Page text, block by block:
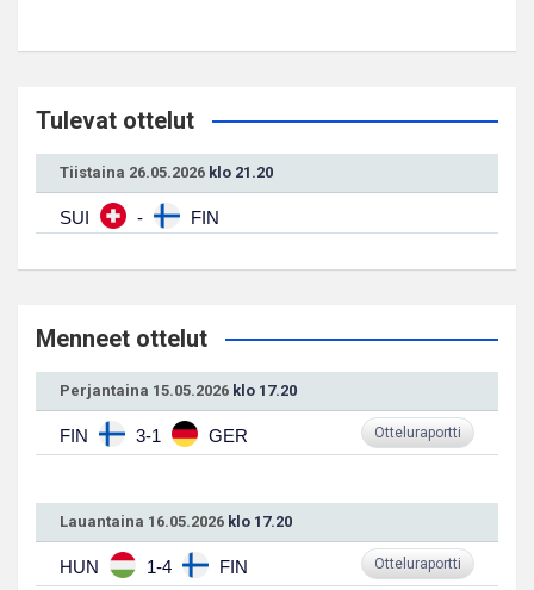
Tulevat ottelut
Tiistaina 26.05.2026 klo 21.20
SUI - FIN
Menneet ottelut
Perjantaina 15.05.2026 klo 17.20
FIN 3-1 GER Otteluraportti
Lauantaina 16.05.2026 klo 17.20
HUN 1-4 FIN Otteluraportti